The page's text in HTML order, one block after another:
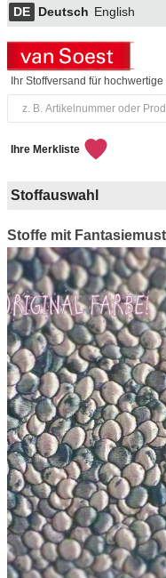
DE Deutsch English
Ihr Stoffversand für
Ihre Merkliste
Stoffauswahl
Stoffe mit